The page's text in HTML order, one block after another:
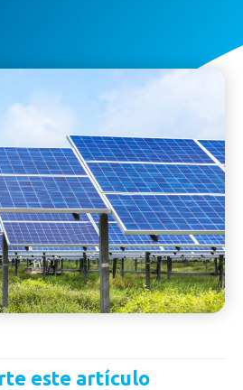
este artículo